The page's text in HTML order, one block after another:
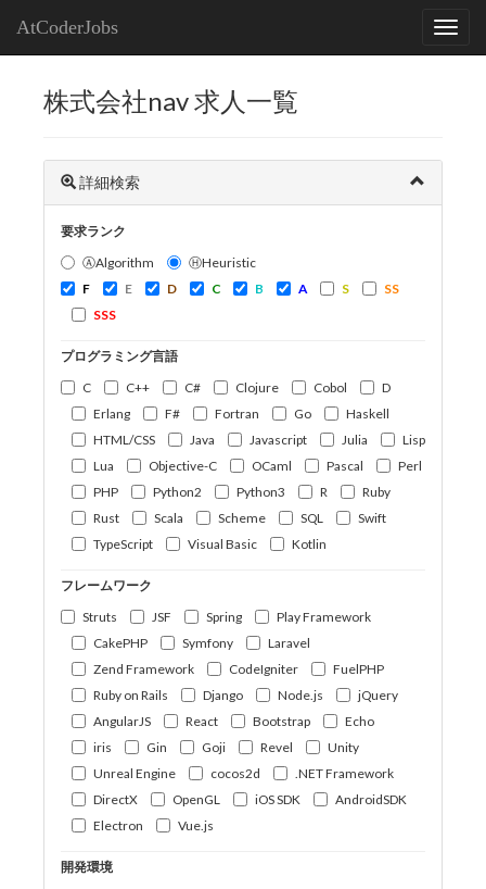
AtCoderJobs
株式会社nav 求人一覧
詳細検索
要求ランク
ⒶAlgorithm
ⒽHeuristic
F
E D C B A S
SS
SSS
プログラミング言語
C
C++ C# Clojure Cobol
D
Erlang
F# Fortran Go
Haskell
HTML/CSS
Java Javascript Julia
Lisp
Lua
Objective-C OCaml Pascal
Perl
PHP
Python2 Python3 R
Ruby
Rust
Scala Scheme SQL
Swift
TypeScript
Visual Basic Kotlin
フレームワーク
Struts
JSF Spring
Play Framework
CakePHP
Symfony
Laravel
Zend Framework
CodeIgniter
FuelPHP
Ruby on Rails
Django Node.js
jQuery
AngularJS
React Bootstrap
Echo
iris
Gin Goji Revel
Unity
Unreal Engine
cocos2d
.NET Framework
DirectX
OpenGL iOS SDK
AndroidSDK
Electron
Vue.js
開発環境